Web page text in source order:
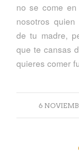
no se come
nosotros
de tu madre,
que te cansas
quieres comer
6